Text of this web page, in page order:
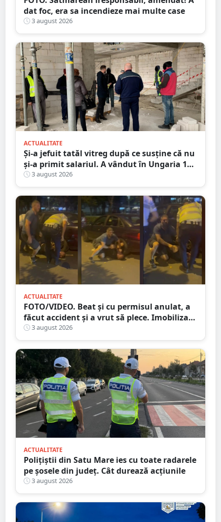
dat foc, era sa incendieze mai multe case
3 august 2026
ACTUALITATE
Și-a jefuit tatăl vitreg după ce susține că nu
și-a primit salariul. A vândut în Ungaria 120
de role de vată și gresie de 7.000 de euro
3 august 2026
ACTUALITATE
FOTO/VIDEO. Beat și cu permisul anulat, a
făcut accident și a vrut să plece. Imobilizat
de trecători
3 august 2026
ACTUALITATE
Polițiștii din Satu Mare ies cu toate radarele
pe șosele din județ. Cât durează acțiunile
3 august 2026